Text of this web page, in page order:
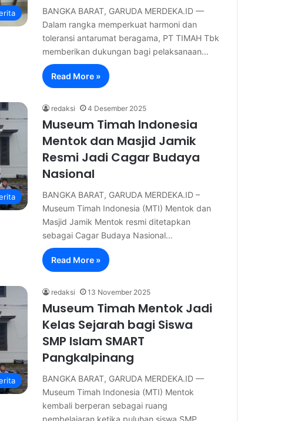
BANGKA BARAT, GARUDA MERDEKA.ID —
Dalam rangka memperkuat harmoni dan
toleransi antarumat beragama, PT TIMAH Tbk
memberikan dukungan bagi pelaksanaan…
Read More »
redaksi 4 Desember 2025
Museum Timah Indonesia
Mentok dan Masjid Jamik
Resmi Jadi Cagar Budaya
Nasional
BANGKA BARAT, GARUDA MERDEKA.ID –
Museum Timah Indonesia (MTI) Mentok dan
Masjid Jamik Mentok resmi ditetapkan
sebagai Cagar Budaya Nasional…
Read More »
redaksi 13 November 2025
Museum Timah Mentok Jadi
Kelas Sejarah bagi Siswa
SMP Islam SMART
Pangkalpinang
BANGKA BARAT, GARUDA MERDEKA.ID —
Museum Timah Indonesia (MTI) Mentok
kembali berperan sebagai ruang
pembelajaran ketika puluhan siswa SMP